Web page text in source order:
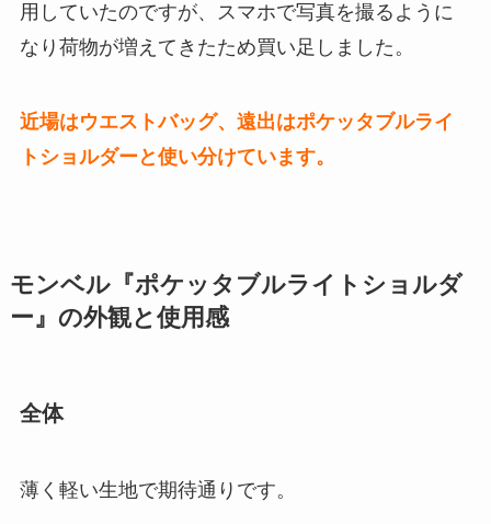
用していたのですが、スマホで写真を撮るように
なり荷物が増えてきたため買い足しました。
近場はウエストバッグ、遠出はポケッタブルライ
トショルダーと使い分けています。
モンベル『ポケッタブルライトショルダ
ー』の外観と使用感
全体
薄く軽い生地で期待通りです。